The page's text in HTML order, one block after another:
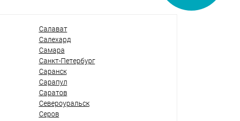
Салават
Салехард
Самара
Санкт-Петербург
Саранск
Сарапул
Саратов
Североуральск
Серов